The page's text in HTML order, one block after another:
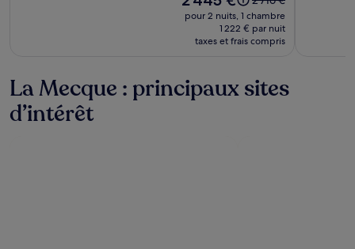
prix
est
de 2 445 €
prix
était
de
plus
d’informations
pour 2 nuits, 1 chambre
1 222 € par nuit
taxes et frais compris
La Mecque : principaux sites
d’intérêt